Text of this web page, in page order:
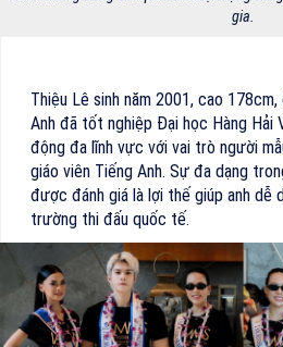
gia.
Thiệu Lê sinh năm 2001, cao
Anh đã tốt nghiệp Đại học Hàng Hải
động đa lĩnh vực với vai trò người
giáo viên Tiếng Anh. Sự đa dạng
được đánh giá là lợi thế giúp anh dễ
trường thi đấu quốc tế.